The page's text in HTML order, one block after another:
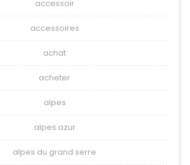
accessoir
accessoires
achat
acheter
alpes
alpes azur
alpes du grand serre